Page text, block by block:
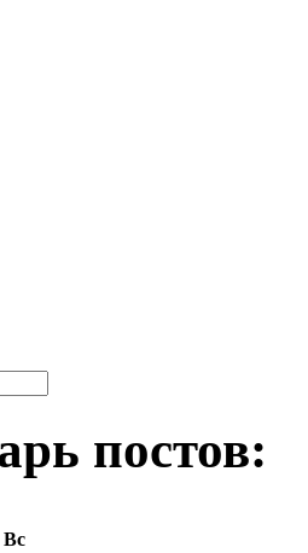
постов:
Вс